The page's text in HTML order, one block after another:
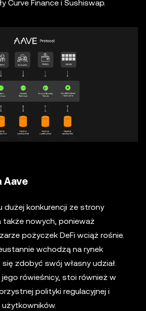
Curve Finance i Sushiswap.
Aave
dużej konkurencji ze strony
także nowych, ponieważ
pożyczek DeFi wciąż rośnie.
wchodzą na rynek
zdobyć swój własny udział.
jego rówieśnicy, stoi również w
polityki regulacyjnej i